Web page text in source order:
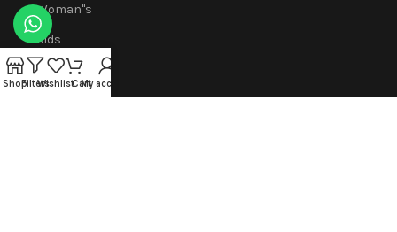
Woman''s
Kids
Leggings
ShopFiltersWishlistCartMy account